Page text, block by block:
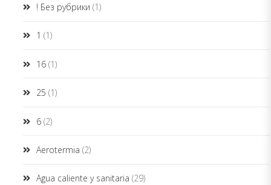
! Без рубрики (1)
1 (1)
16 (1)
25 (1)
6 (2)
Aerotermia (2)
Agua caliente y sanitaria (29)